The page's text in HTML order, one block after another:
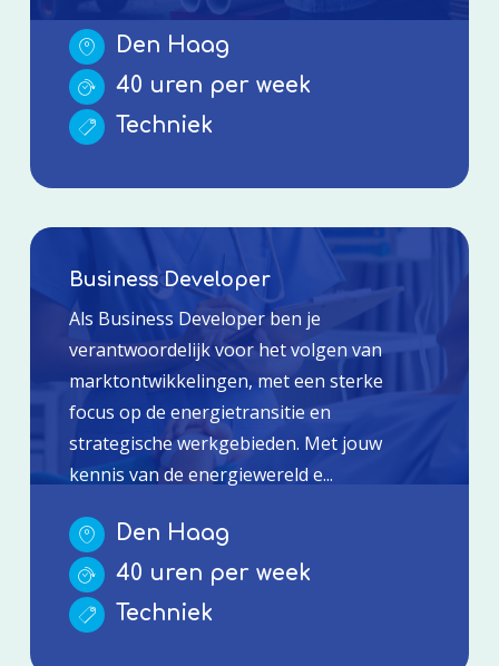
Den Haag
40 uren per week
Techniek
Business Developer
Als Business Developer ben je
verantwoordelijk voor het volgen van
marktontwikkelingen, met een sterke
focus op de energietransitie en
strategische werkgebieden. Met jouw
kennis van de energiewereld e...
Den Haag
40 uren per week
Techniek